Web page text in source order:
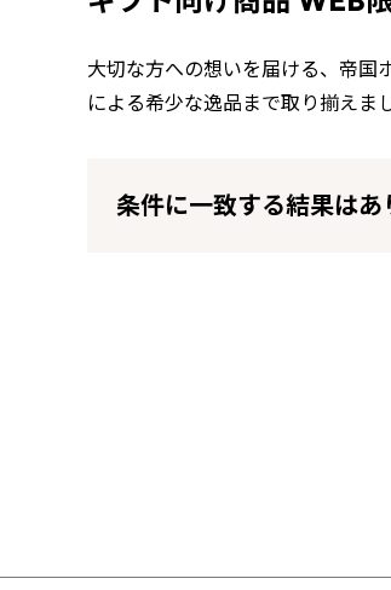
大切な方への想いを届ける、帝国
による希少な逸品まで取り揃えま
条件に一致する結果はあ